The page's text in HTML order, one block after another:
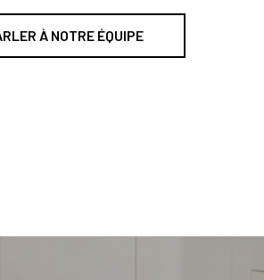
À NOTRE ÉQUIPE